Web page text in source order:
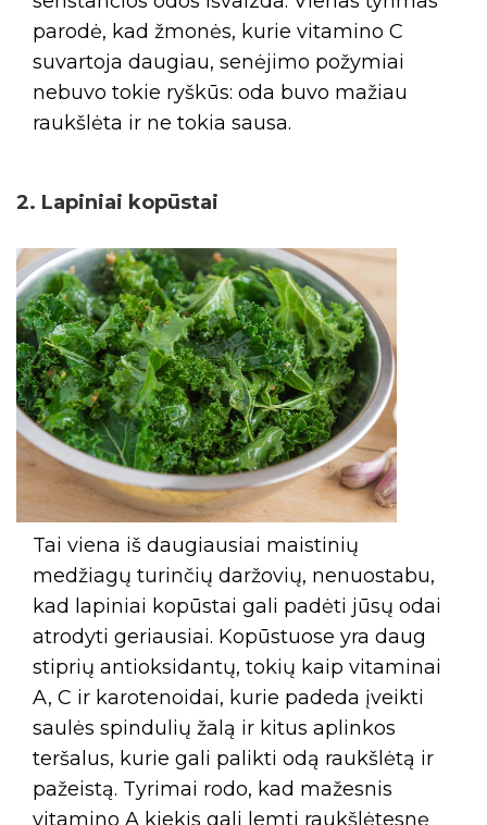
parodė, kad žmonės, kurie vitamino C
suvartoja daugiau, senėjimo požymiai
nebuvo tokie ryškūs: oda buvo mažiau
raukšlėta ir ne tokia sausa.
2. Lapiniai kopūstai
Tai viena iš daugiausiai maistinių
medžiagų turinčių daržovių, nenuostabu,
kad lapiniai kopūstai gali padėti jūsų odai
atrodyti geriausiai. Kopūstuose yra daug
stiprių antioksidantų, tokių kaip vitaminai
A, C ir karotenoidai, kurie padeda įveikti
saulės spindulių žalą ir kitus aplinkos
teršalus, kurie gali palikti odą raukšlėtą ir
pažeistą. Tyrimai rodo, kad mažesnis
vitamino A kiekis gali lemti raukšlėtesnę